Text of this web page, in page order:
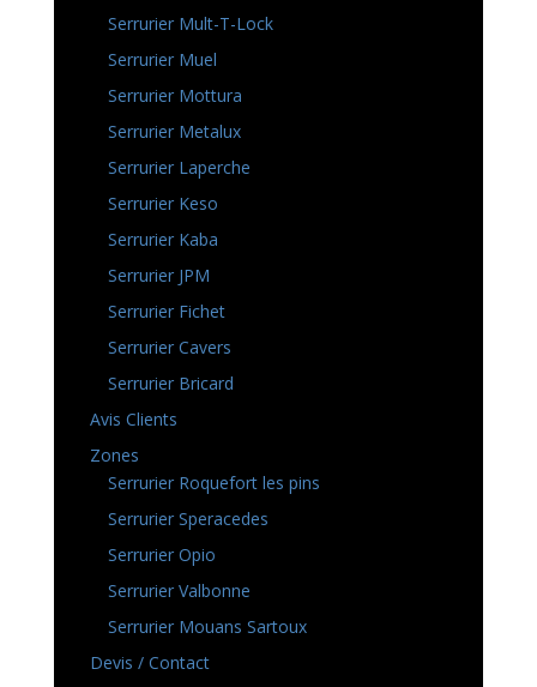
Serrurier Mult-T-Lock
Serrurier Muel
Serrurier Mottura
Serrurier Metalux
Serrurier Laperche
Serrurier Keso
Serrurier Kaba
Serrurier JPM
Serrurier Fichet
Serrurier Cavers
Serrurier Bricard
Avis Clients
Zones
Serrurier Roquefort les pins
Serrurier Speracedes
Serrurier Opio
Serrurier Valbonne
Serrurier Mouans Sartoux
Devis / Contact